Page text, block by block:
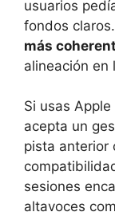
usuarios
fondos
más
alineación en
Si usas
acepta un
pista anterior
sesiones
altavoces